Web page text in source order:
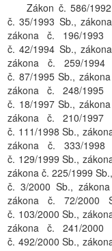
Zákon č. 586/
č. 35/1993 Sb.,
zákona č. 196/
č. 42/1994 Sb.,
zákona č. 259/
č. 87/1995 Sb.,
zákona č. 248/
č. 18/1997 Sb.,
zákona č. 210/
č. 111/1998 Sb.,
zákona č. 333/
č. 129/1999 Sb.,
zákona č. 225/1999
č. 3/2000 Sb.,
zákona č. 72/2000
č. 103/2000 Sb.,
zákona č. 241/
č. 492/2000 Sb.,